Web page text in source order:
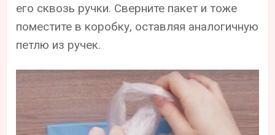
его сквозь ручки. Сверните пакет и тоже
поместите в коробку, оставляя аналогичную
петлю из ручек.